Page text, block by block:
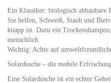
Ein Klassiker: biologisch abbaubare
Sie helfen, Schweiß, Staub und
knapp ist. Dazu ein
menschlich.
Wichtig: Achte auf
Solardusche – die mobile
Eine Solardusche ist ein echter